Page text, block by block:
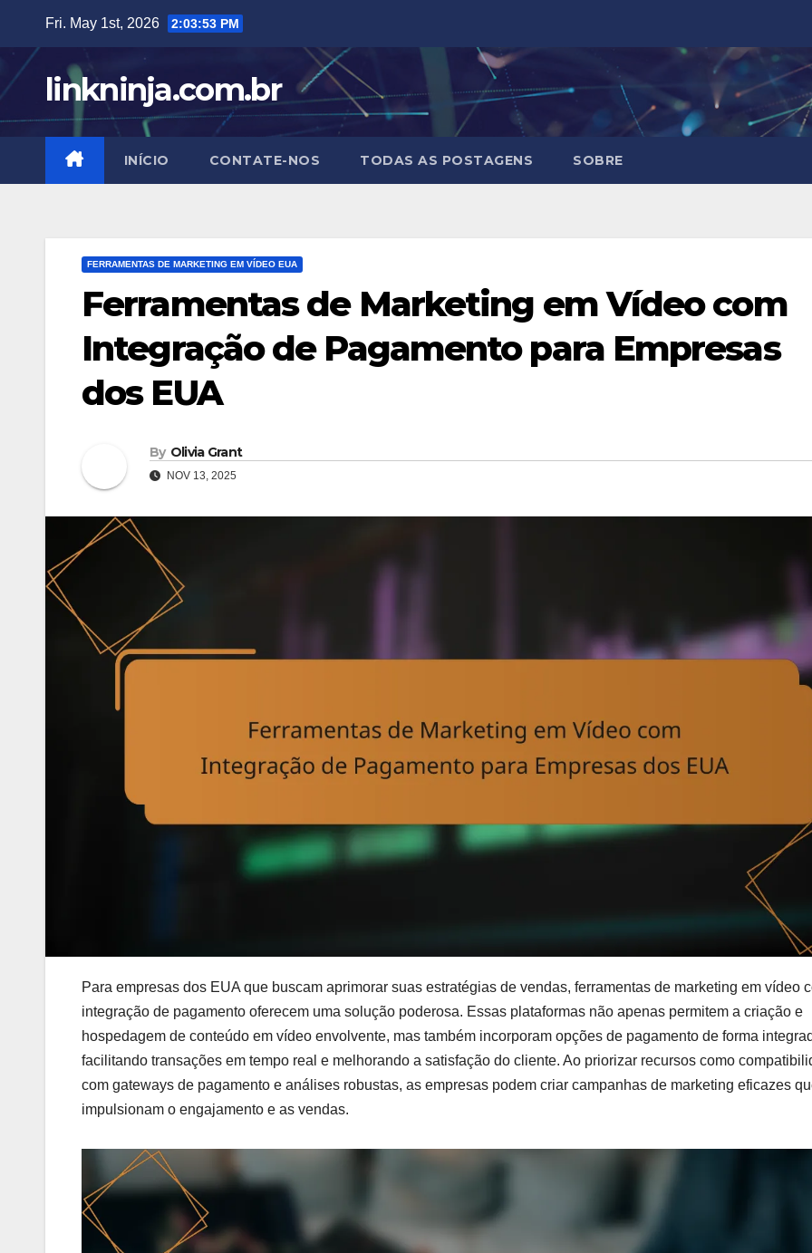
content
Fri. May 1st, 2026 2:03:54 PM
linkninja.com.br
INÍCIO CONTATE-NOS TODAS AS POSTAGENS SOBRE
FERRAMENTAS DE MARKETING EM VÍDEO EUA
Ferramentas de Marketing em Vídeo com
Integração de Pagamento para Empresas
dos EUA
By Olivia Grant
NOV 13, 2025
Para empresas dos EUA que buscam aprimorar suas estratégias de vendas, ferramentas de marketing em vídeo
integração de pagamento oferecem uma solução poderosa. Essas plataformas não apenas permitem a criação e
hospedagem de conteúdo em vídeo envolvente, mas também incorporam opções de pagamento de forma
facilitando transações em tempo real e melhorando a satisfação do cliente. Ao priorizar recursos como
com gateways de pagamento e análises robustas, as empresas podem criar campanhas de marketing eficazes
impulsionam o engajamento e as vendas.